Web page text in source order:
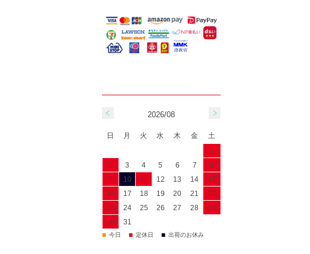
2026/08
日 月 火 水 木 金
土
1
2
3 4 5 6 7
8
9
10 11 12 13 14
15
16
17 18 19 20 21
22
23
24 25 26 27 28
29
30
31
■ 今日 ■ 定休日 ■ 出荷のお休み